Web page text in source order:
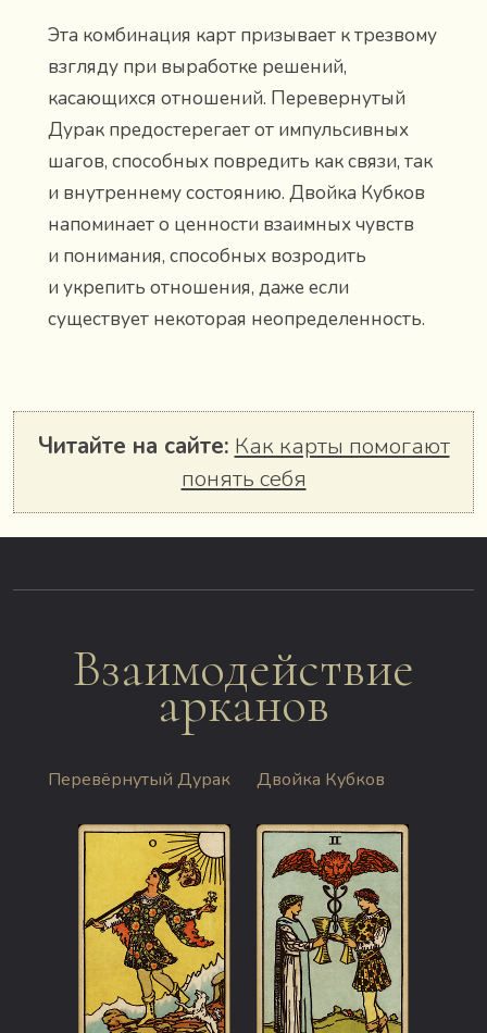
Эта комбинация карт призывает к трезвому
взгляду при выработке решений,
касающихся отношений. Перевернутый
Дурак предостерегает от импульсивных
шагов, способных повредить как связи, так
и внутреннему состоянию. Двойка Кубков
напоминает о ценности взаимных чувств
и понимания, способных возродить
и укрепить отношения, даже если
существует некоторая неопределенность.
Читайте на сайте: Как карты помогают
понять себя
Взаимодействие
арканов
Перевёрнутый Дурак Двойка Кубков